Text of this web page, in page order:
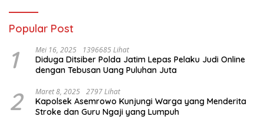
Popular Post
1 Mei 16, 2025 1396685 Lihat
Diduga Ditsiber Polda Jatim Lepas Pelaku Judi Online
dengan Tebusan Uang Puluhan Juta
2 Maret 8, 2025 2797 Lihat
Kapolsek Asemrowo Kunjungi Warga yang Menderita
Stroke dan Guru Ngaji yang Lumpuh